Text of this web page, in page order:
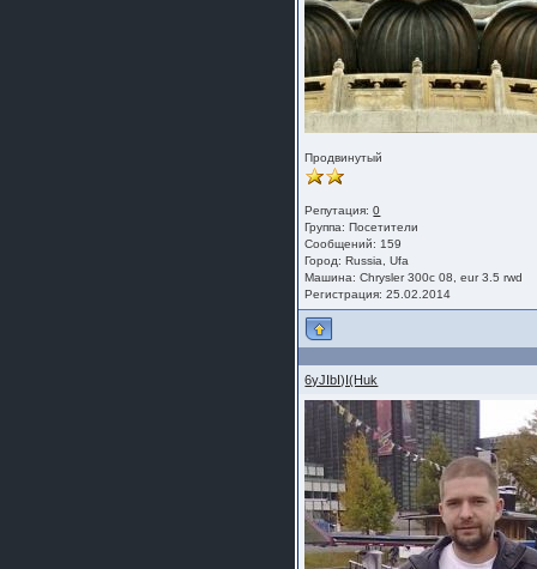
Продвинутый
Репутация:0
Группа:Посетители
Сообщений: 159
Город: Russia, Ufa
Машина: Chrysler 300c 08, eur 3.5 rwd
Регистрация: 25.02.2014
6yJIbI)I(Huk